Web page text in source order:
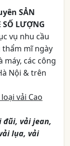
SẢN
SỐ LƯỢNG
vụ nhu cầu
thẩm mĩ ngày
máy, các công
Nội & trên
vải Cao
đũi, vải jean,
lụa, vải